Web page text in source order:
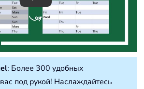
: Более 300 удобных
под рукой! Наслаждайтесь